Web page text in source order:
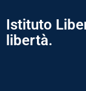
Istituto
libertà.